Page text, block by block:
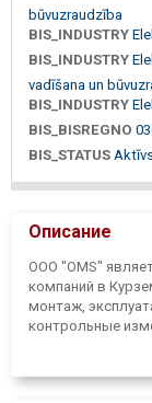
būvuzraudzība
BIS_INDUSTRY
BIS_INDUSTRY
vadīšana un
BIS_INDUSTRY
BIS_BISREGNO
BIS_STATUS
Описание
ООО "OMS"
компаний в
монтаж,
контрольные